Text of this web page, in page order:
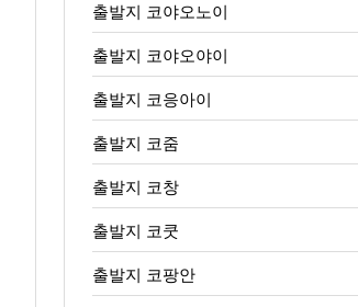
출발지 코야오노이
출발지 코야오야이
출발지 코응아이
출발지 코줌
출발지 코창
출발지 코쿳
출발지 코팡안